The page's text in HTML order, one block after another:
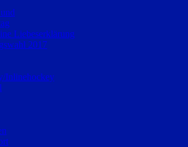
Liebeserklärung
2017
Inlinehockey